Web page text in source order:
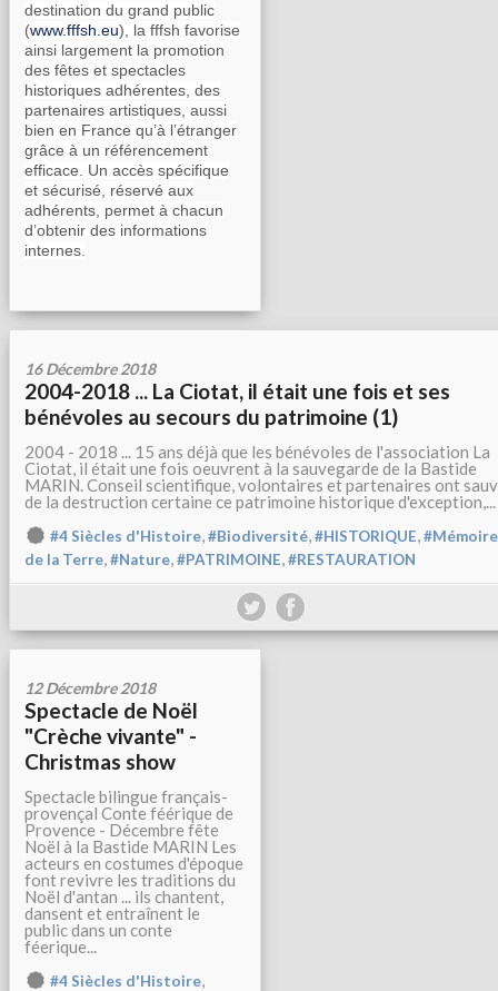
destination du grand public
(www.fffsh.eu), la fffsh favorise
ainsi largement la promotion
des fêtes et spectacles
historiques adhérentes, des
partenaires artistiques, aussi
bien en France qu’à l’étranger
grâce à un référencement
efficace. Un accès spécifique
et sécurisé, réservé aux
adhérents, permet à chacun
d’obtenir des informations
internes.
16 Décembre 2018
2004-2018 ... La Ciotat, il était une fois et ses
bénévoles au secours du patrimoine (1)
2004 - 2018 ... 15 ans déjà que les bénévoles de l'association La
Ciotat, il était une fois oeuvrent à la sauvegarde de la Bastide
MARIN. Conseil scientifique, volontaires et partenaires ont
de la destruction certaine ce patrimoine historique d'exception,...
#4 Siècles d'Histoire,#Biodiversité,#HISTORIQUE,#Mémoire
de la Terre,#Nature,#PATRIMOINE,#RESTAURATION
12 Décembre 2018
Spectacle de Noël
"Crèche vivante" -
Christmas show
Spectacle bilingue français-
provençal Conte féérique de
Provence - Décembre fête
Noël à la Bastide MARIN Les
acteurs en costumes d'époque
font revivre les traditions du
Noël d'antan ... ils chantent,
dansent et entraînent le
public dans un conte
féerique...
#4 Siècles d'Histoire,